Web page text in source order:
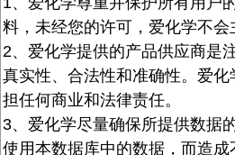
料，未经您的许可，爱化学不会
2、爱化学提供的产品供应商是
真实性、合法性和准确性。爱
担任何商业和法律责任。
3、爱化学尽量确保所提供数据
使用本数据库中的数据，而造